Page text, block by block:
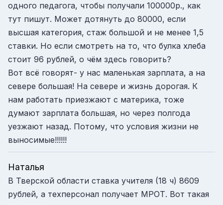
одного педагога, чтобы получали 100000р., как
тут пишут. Может дотянуть до 80000, если
высшая категория, стаж большой и не менее 1,5
ставки. Но если смотреть на то, что булка хлеба
стоит 96 рублей, о чём здесь говорить?
Вот всё говорят- у нас маленькая зарплата, а на
севере большая! На севере и жизнь дорогая. К
нам работать приезжают с материка, тоже
думают зарплата большая, но через полгода
уезжают назад. Потому, что условия жизни не
выносимые!!!!!!
Наталья
В Тверской области ставка учителя (18 ч) 8609
рублей, а техперсонал получает МРОТ. Вот такая